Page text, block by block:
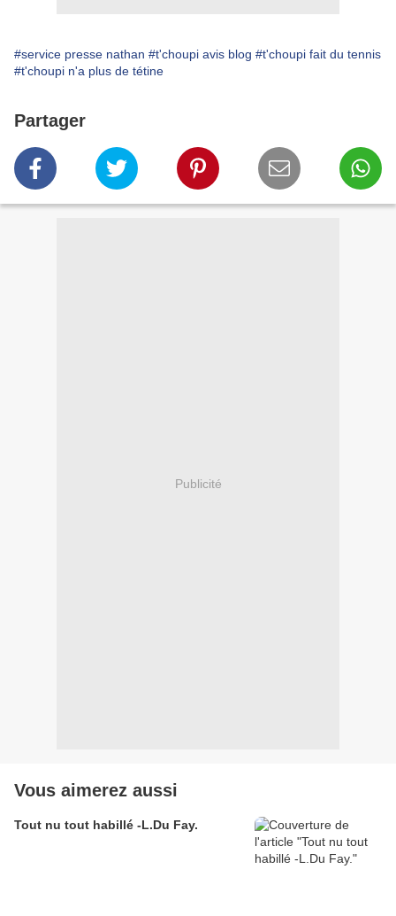
#service presse nathan #t'choupi avis blog #t'choupi fait du tennis
#t'choupi n'a plus de tétine
Partager
Publicité
Vous aimerez aussi
Tout nu tout habillé -L.Du Fay.